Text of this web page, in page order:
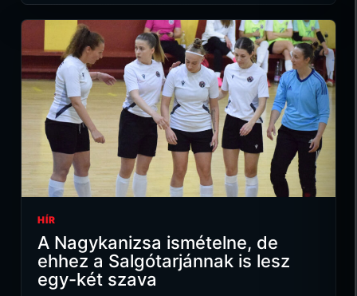
HÍR
A Nagykanizsa ismételne, de
ehhez a Salgótarjánnak is lesz
egy-két szava